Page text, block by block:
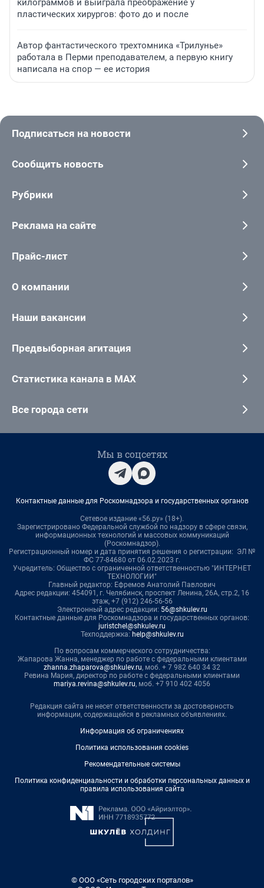
килограммов и выиграла преображение у
пластических хирургов: фото до и после
Автор фантастического трехтомника «Трилунье»
работала в Перми преподавателем, а первую книгу
написала на спор — ее история
Подписаться на новости
Сообщить новость
Рубрики
Реклама на сайте
Прайс-лист
О компании
Наши вакансии
Предвыборная агитация
Статистика канала в MAX
Все города сети
Мы в соцсетях
Контактные данные для Роскомнадзора и государственных органов
Сетевое издание «56.ру» (18+).
Зарегистрировано Федеральной службой по надзору в сфере связи,
информационных технологий и массовых коммуникаций
(Роскомнадзор).
Регистрационный номер и дата принятия решения о регистрации: ЭЛ №
ФС 77-84680 от 06.02.2023 г.
Учредитель: Общество с ограниченной ответственностью "ИНТЕРНЕТ
ТЕХНОЛОГИИ"
Главный редактор: Ефремов Анатолий Павлович
Адрес редакции: 454091, г. Челябинск, проспект Ленина, 26А, стр.2, 16
этаж, +7 (912) 246-56-56
Электронный адрес редакции: 56@shkulev.ru
Контактные данные для Роскомнадзора и государственных органов:
juristchel@shkulev.ru
Техподдержка: help@shkulev.ru
По вопросам коммерческого сотрудничества:
Жапарова Жанна, менеджер по работе с федеральными клиентами
zhanna.zhaparova@shkulev.ru, моб. + 7 982 640 34 32
Ревина Мария, директор по работе с федеральными клиентами
mariya.revina@shkulev.ru, моб. +7 910 402 4056
Редакция сайта не несет ответственности за достоверность
информации, содержащейся в рекламных объявлениях.
Информация об ограничениях
Политика использования cookies
Рекомендательные системы
Политика конфиденциальности и обработки персональных данных и
правила использования сайта
© ООО «Сеть городских порталов»